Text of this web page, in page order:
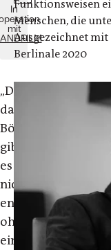
In
mit
„Doch
das
Böse
gibt
es
nicht“
entstand
ohne
eine
Funktionsweisen
Menschen, die
Ausgezeichnet
Berlinale 2020